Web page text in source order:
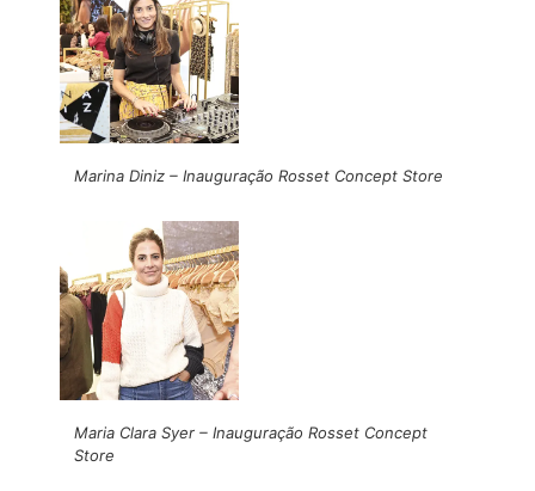
Marina Diniz – Inauguração Rosset Concept Store
Maria Clara Syer – Inauguração Rosset Concept
Store